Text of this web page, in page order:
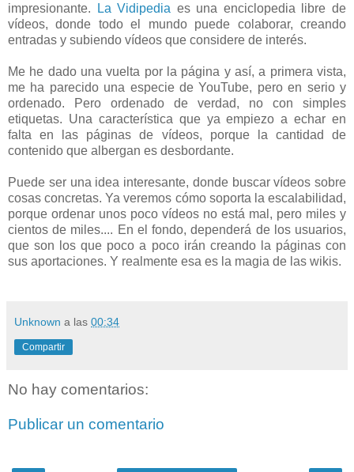
impresionante.
La Vidipedia es una enciclopedia libre de
vídeos, donde todo el mundo puede colaborar, creando
entradas y subiendo vídeos que considere de interés.
Me he dado una vuelta por la página y así, a primera vista,
me ha parecido una especie de YouTube, pero en serio y
ordenado. Pero ordenado de verdad, no con simples
etiquetas. Una característica que ya empiezo a echar en
falta en las páginas de vídeos, porque la cantidad de
contenido que albergan es desbordante.
Puede ser una idea interesante, donde buscar vídeos sobre
cosas concretas. Ya veremos cómo soporta la escalabilidad,
porque ordenar unos poco vídeos no está mal, pero miles y
cientos de miles.... En el fondo, dependerá de los usuarios,
que son los que poco a poco irán creando la páginas con
sus aportaciones. Y realmente esa es la magia de las wikis.
Unknown a las 00:34
Compartir
No hay comentarios:
Publicar un comentario